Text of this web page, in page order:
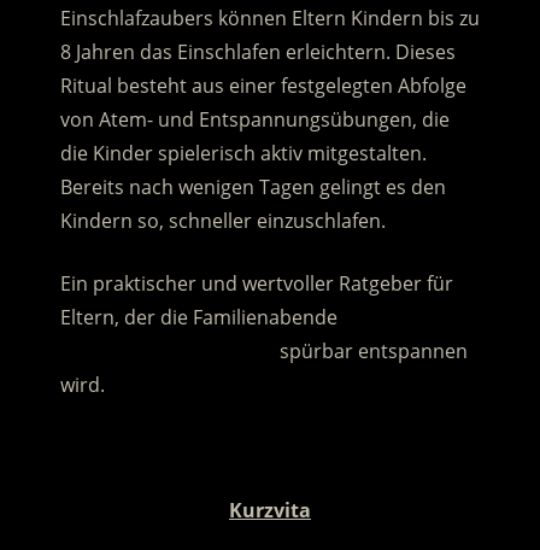
Einschlafzaubers können Eltern Kindern bis zu
8 Jahren das Einschlafen erleichtern. Dieses
Ritual besteht aus einer festgelegten Abfolge
von Atem- und Entspannungsübungen, die
die Kinder spielerisch aktiv mitgestalten.
Bereits nach wenigen Tagen gelingt es den
Kindern so, schneller einzuschlafen.
Ein praktischer und wertvoller Ratgeber für
Eltern, der die Familienabende
spürbar entspannen
wird.
Kurzvita